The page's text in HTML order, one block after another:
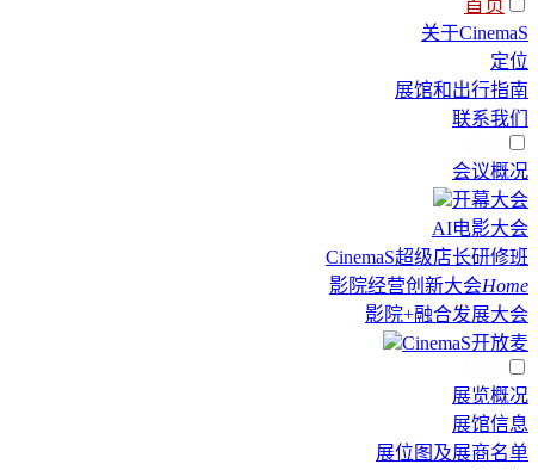
首页
关于CinemaS
定位
展馆和出行指南
联系我们
会议概况
开幕大会
AI电影大会
CinemaS超级店长研修班
影院经营创新大会Home
影院+融合发展大会
CinemaS开放麦
展览概况
展馆信息
展位图及展商名单